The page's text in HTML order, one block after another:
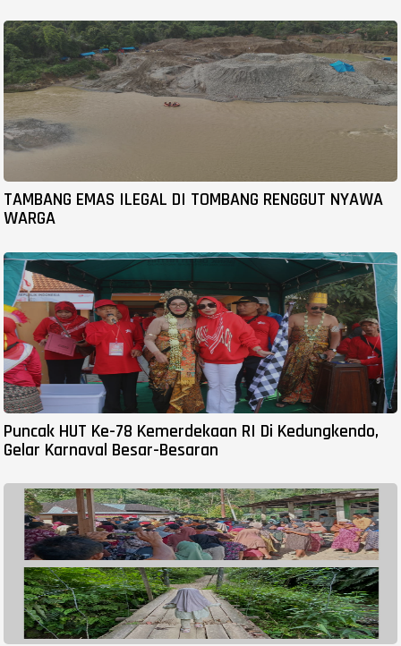
TAMBANG EMAS ILEGAL DI TOMBANG RENGGUT NYAWA
WARGA
Puncak HUT Ke-78 Kemerdekaan RI Di Kedungkendo,
Gelar Karnaval Besar-Besaran